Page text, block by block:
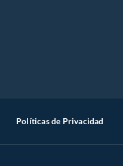
Políticas de Privacidad